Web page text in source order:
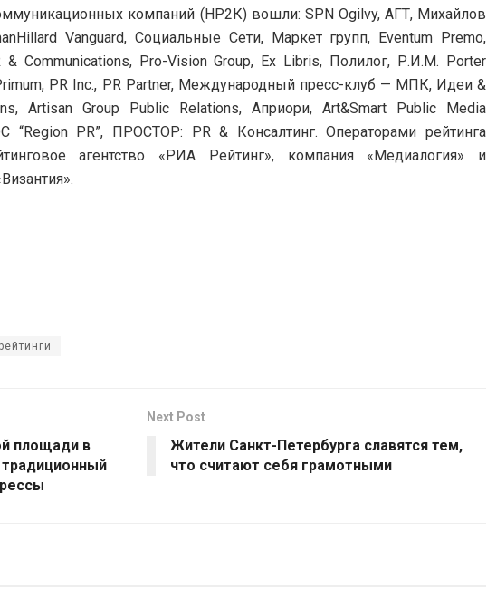
компаний (НР2К) вошли: SPN Ogilvy, АГТ, Михайлов
Vanguard, Социальные Сети, Маркет групп, Eventum Premo,
& Communications, Pro-Vision Group, Ex Libris, Полилог, Р.И.М. Porter
PR Inc., PR Partner, Международный пресс-клуб — МПК, Идеи &
Artisan Group Public Relations, Априори, Art&Smart Public Media
“Region PR”, ПРОСТОР: PR & Консалтинг. Операторами рейтинга
агентство «РИА Рейтинг», компания «Медиалогия» и
рейтинги
площади в
традиционный
Next Post
Жители Санкт-Петербурга славятся тем,
что считают себя грамотными